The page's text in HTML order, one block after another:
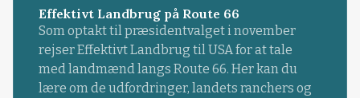
Effektivt Landbrug på Route 66
Som optakt til præsidentvalget i november
rejser Effektivt Landbrug til USA for at tale
med landmænd langs Route 66. Her kan du
lære om de udfordringer, landets ranchers og